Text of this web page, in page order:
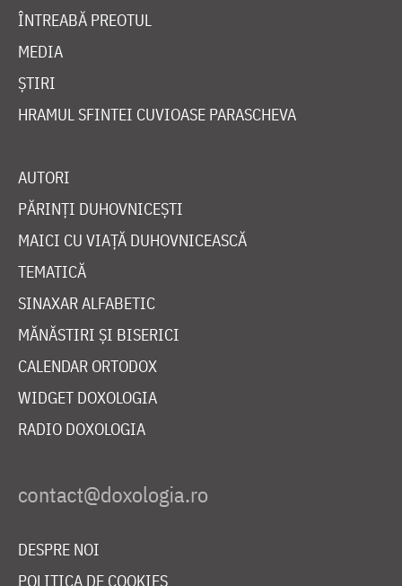
ÎNTREABĂ PREOTUL
MEDIA
ȘTIRI
HRAMUL SFINTEI CUVIOASE PARASCHEVA
AUTORI
PĂRINȚI DUHOVNICEȘTI
MAICI CU VIAȚĂ DUHOVNICEASCĂ
TEMATICĂ
SINAXAR ALFABETIC
MĂNĂSTIRI ȘI BISERICI
CALENDAR ORTODOX
WIDGET DOXOLOGIA
RADIO DOXOLOGIA
DESPRE NOI
POLITICA DE COOKIES